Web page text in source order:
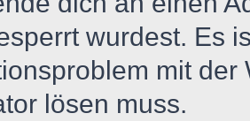
wurdest. Es
mit
lösen muss.